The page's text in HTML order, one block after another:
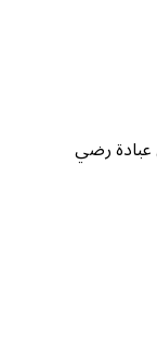
عبادة رضي